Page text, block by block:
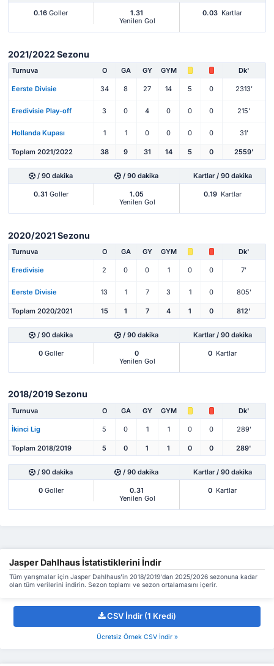
0.16 Goller
1.31
Yenilen Gol
0.03 Kartlar
2021/2022 Sezonu
Turnuva O GA GY GYM Dk'
Eerste Divisie 34 8 27 14 5 0 2313'
Eredivisie Play-off 3 0 4 0 0 0 215'
Hollanda Kupası 1 1 0 0 0 0 31'
Toplam 2021/2022 38 9 31 14 5 0 2559'
/ 90 dakika / 90 dakika Kartlar / 90 dakika
0.31 Goller
1.05
Yenilen Gol
0.19 Kartlar
2020/2021 Sezonu
Turnuva O GA GY GYM Dk'
Eredivisie 2 0 0 1 0 0 7'
Eerste Divisie 13 1 7 3 1 0 805'
Toplam 2020/2021 15 1 7 4 1 0 812'
/ 90 dakika / 90 dakika Kartlar / 90 dakika
0Goller
0
Yenilen Gol
0 Kartlar
2018/2019 Sezonu
Turnuva O GA GY GYM Dk'
İkinci Lig 5 0 1 1 0 0 289'
Toplam 2018/2019 5 0 1 1 0 0 289'
/ 90 dakika / 90 dakika Kartlar / 90 dakika
0Goller
0.31
Yenilen Gol
0 Kartlar
Jasper Dahlhaus İstatistiklerini İndir
Tüm yarışmalar için Jasper Dahlhaus'in 2018/2019'dan 2025/2026 sezonuna kadar
olan tüm verilerini indirin. Sezon toplamı ve sezon ortalamasını içerir.
CSV İndir (1 Kredi)
Ücretsiz Örnek CSV İndir »